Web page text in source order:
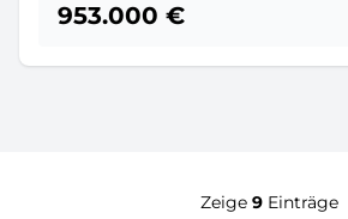
953.000 €
Zeige 9Einträge